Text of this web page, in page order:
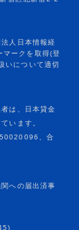
は、日本貸金
います。
、合
への届出済事